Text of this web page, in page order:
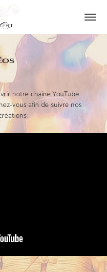
notre chaine YouTube.
vous afin de suivre nos